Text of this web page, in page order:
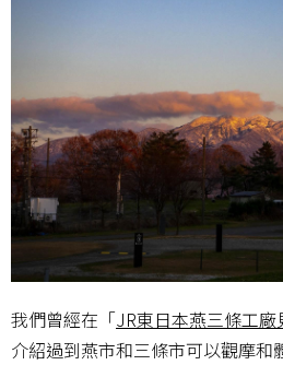
我們曾經在「JR東日本燕三條工廠
介紹過到燕市和三條市可以觀摩和